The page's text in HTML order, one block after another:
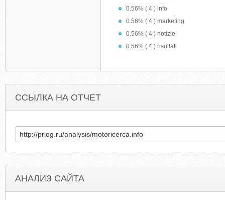
0.56% ( 4 ) info
0.56% ( 4 ) marketing
0.56% ( 4 ) notizie
0.56% ( 4 ) risultati
ССЫЛКА НА ОТЧЕТ
АНАЛИЗ САЙТА